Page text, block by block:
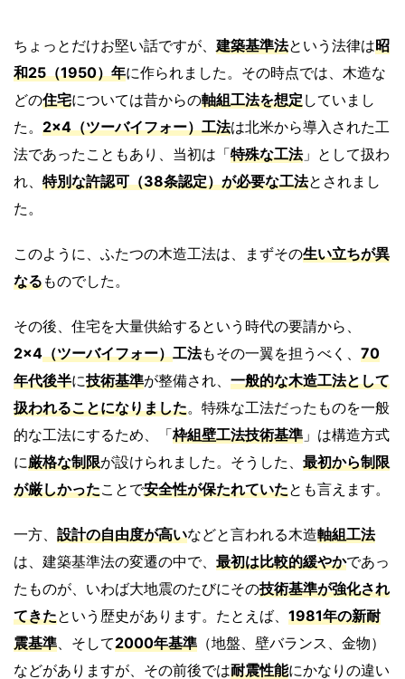
ちょっとだけお堅い話ですが、 建築基準法という法律は昭
和25（1950）年に作られました。その時点では、木造な
どの住宅については昔からの軸組工法を想定していまし
た。 2×4（ツーバイフォー）工法は北米から導入された工
法であったこともあり、当初は「特殊な工法」として扱わ
れ、 特別な許認可（38条認定）が必要な工法とされまし
た。
このように、ふたつの木造工法は、まずその生い立ちが異
なるものでした。
その後、住宅を大量供給するという時代の要請から、
2×4（ツーバイフォー）工法もその一翼を担うべく、 70
年代後半に技術基準が整備され、 一般的な木造工法として
扱われることになりました。特殊な工法だったものを一般
的な工法にするため、「枠組壁工法技術基準 」は構造方式
に厳格な制限が設けられました。そうした、 最初から制限
が厳しかったことで安全性が保たれていたとも言えます。
一方、 設計の自由度が高いなどと言われる木造軸組工法
は、建築基準法の変遷の中で、 最初は比較的緩やかであっ
たものが、いわば大地震のたびにその技術基準が強化され
てきたという歴史があります。たとえば、 1981年の新耐
震基準 、そして2000年基準 （地盤、壁バランス、金物）
などがありますが、その前後では耐震性能にかなりの違い